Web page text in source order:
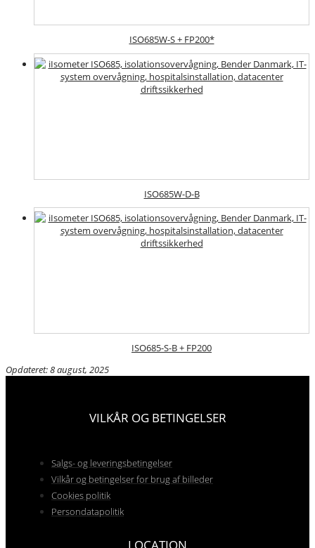
ISO685W-S + FP200*
ISO685W-D-B
ISO685-S-B + FP200
Opdateret: 8 august, 2025
VILKÅR OG BETINGELSER
Salgs- og leveringsbetingelser
Vilkår og betingelser for brug af billeder
Cookies politik
Persondatapolitik